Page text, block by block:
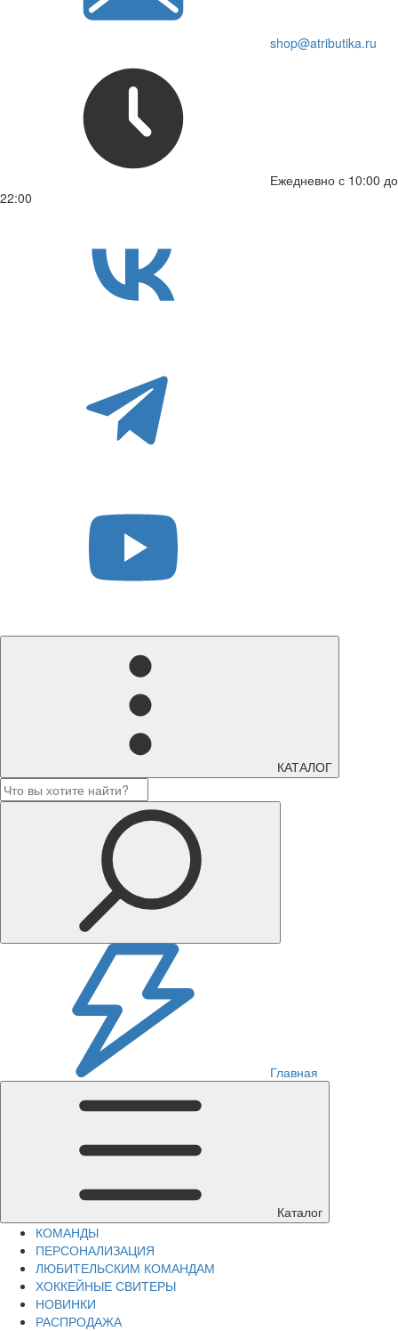
shop@atributika.ru
Ежедневно с 10:00 до
22:00
КАТАЛОГ
Главная
Каталог
КОМАНДЫ
ПЕРСОНАЛИЗАЦИЯ
ЛЮБИТЕЛЬСКИМ КОМАНДАМ
ХОККЕЙНЫЕ СВИТЕРЫ
НОВИНКИ
РАСПРОДАЖА